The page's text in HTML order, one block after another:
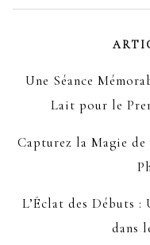
Une Séance
Lait pour le
Capturez la Magie
L’Éclat des Débuts :
dans